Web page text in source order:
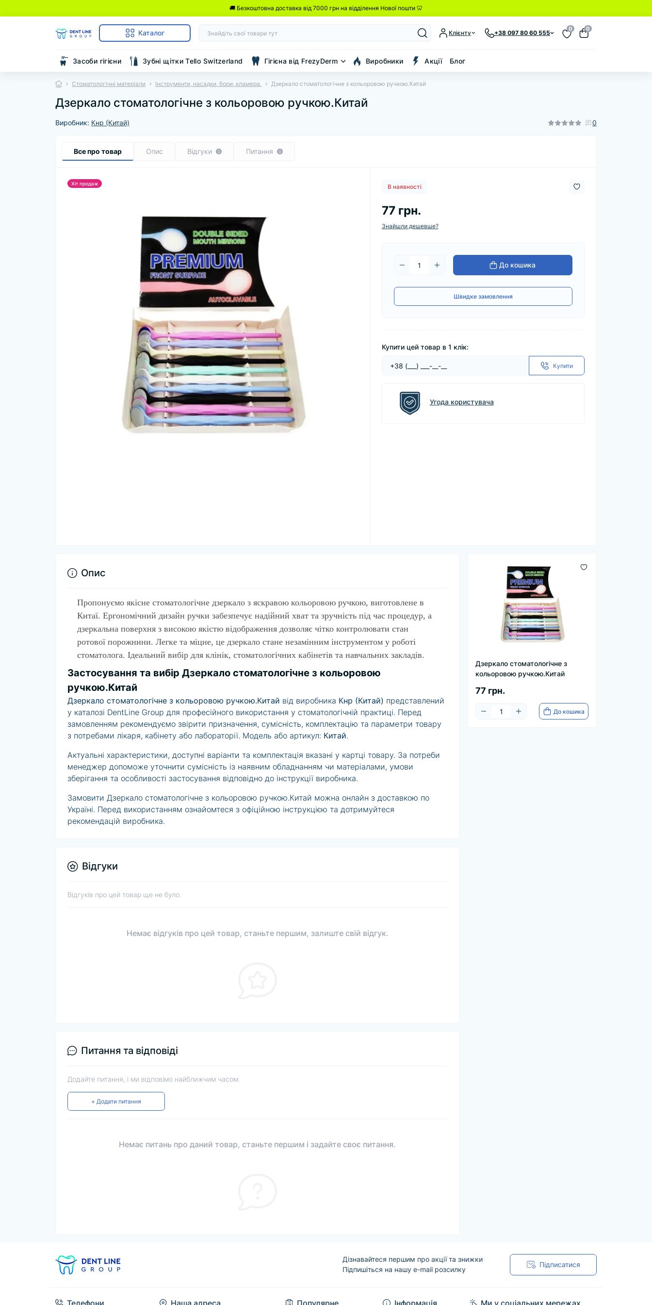
🚚 Безкоштовна доставка від 7000 грн на відділення Нової пошти 🦷
Каталог Клієнту +38 097 80 60 555
0 0
Засоби гігієни Зубні щітки Tello Switzerland Гігієна від FrezyDerm Виробники Акції Блог
Стоматологічні матеріали Інструменти, насадки, бори, кламера. Дзеркало стоматологічне з кольоровою ручкою.Китай
Дзеркало стоматологічне з кольоровою ручкою.Китай
Виробник: Кнр (Китай) 0
Все про товар Опис Відгуки 0 Питання 0
Хіт продаж В наявності
77 грн.
Знайшли дешевше?
До кошика
Швидке замовлення
Купити цей товар в 1 клік:
Купити
Угода користувача
Дзеркало стоматологічне з
кольоровою ручкою.Китай
77 грн.
До кошика
Опис
Пропонуємо якісне стоматологічне дзеркало з яскравою кольоровою ручкою, виготовлене в
Китаї. Ергономічний дизайн ручки забезпечує надійний хват та зручність під час процедур, а
дзеркальна поверхня з високою якістю відображення дозволяє чітко контролювати стан
ротової порожнини. Легке та міцне, це дзеркало стане незамінним інструментом у роботі
стоматолога. Ідеальний вибір для клінік, стоматологічних кабінетів та навчальних закладів.
Застосування та вибір Дзеркало стоматологічне з кольоровою
ручкою.Китай
Дзеркало стоматологічне з кольоровою ручкою.Китай від виробника Кнр (Китай) представлений
у каталозі DentLine Group для професійного використання у стоматологічній практиці. Перед
замовленням рекомендуємо звірити призначення, сумісність, комплектацію та параметри товару
з потребами лікаря, кабінету або лабораторії. Модель або артикул: Китай.
Актуальні характеристики, доступні варіанти та комплектація вказані у картці товару. За потреби
менеджер допоможе уточнити сумісність із наявним обладнанням чи матеріалами, умови
зберігання та особливості застосування відповідно до інструкції виробника.
Замовити Дзеркало стоматологічне з кольоровою ручкою.Китай можна онлайн з доставкою по
Україні. Перед використанням ознайомтеся з офіційною інструкцією та дотримуйтеся
рекомендацій виробника.
Відгуки
Відгуків про цей товар ще не було.
Немає відгуків про цей товар, станьте першим, залиште свій відгук.
Питання та відповіді
Додайте питання, і ми відповімо найближчим часом.
+ Додати питання
Немає питань про даний товар, станьте першим і задайте своє питання.
Дізнавайтеся першим про акції та знижки
Підпишіться на нашу e-mail розсилку
Підписатися
Телефони Наша адреса Популярне Інформація Ми у соціальних мережах